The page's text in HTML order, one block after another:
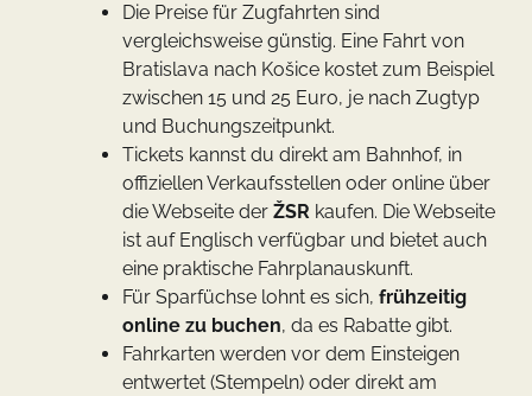
Die Preise für Zugfahrten sind
vergleichsweise günstig. Eine Fahrt von
Bratislava nach Košice kostet zum Beispiel
zwischen 15 und 25 Euro, je nach Zugtyp
und Buchungszeitpunkt.
Tickets kannst du direkt am Bahnhof, in
offiziellen Verkaufsstellen oder online über
die Webseite der ŽSR kaufen. Die Webseite
ist auf Englisch verfügbar und bietet auch
eine praktische Fahrplanauskunft.
Für Sparfüchse lohnt es sich, frühzeitig
online zu buchen, da es Rabatte gibt.
Fahrkarten werden vor dem Einsteigen
entwertet (Stempeln) oder direkt am